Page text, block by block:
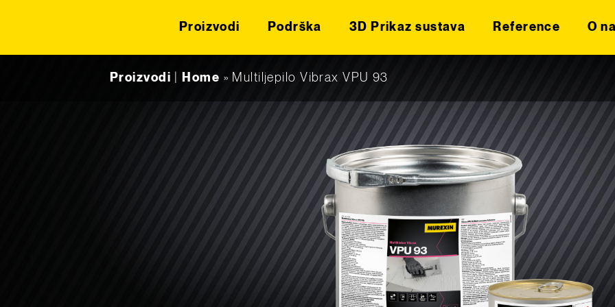
Proizvodi Podrška 3D Prikaz sustava Reference O
Proizvodi Home » Multiljepilo Vibrax VPU 93